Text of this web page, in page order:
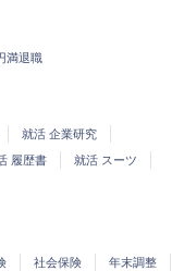
満退職
就活 企業研究
履歴書
就活 スーツ
社会保険
年末調整